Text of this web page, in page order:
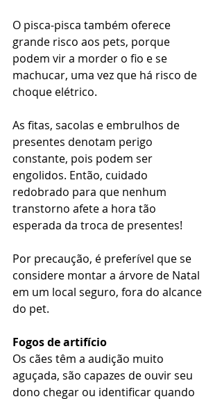
O pisca-pisca também oferece
grande risco aos pets, porque
podem vir a morder o fio e se
machucar, uma vez que há risco de
choque elétrico.
As fitas, sacolas e embrulhos de
presentes denotam perigo
constante, pois podem ser
engolidos. Então, cuidado
redobrado para que nenhum
transtorno afete a hora tão
esperada da troca de presentes!
Por precaução, é preferível que se
considere montar a árvore de Natal
em um local seguro, fora do alcance
do pet.
Fogos de artifício
Os cães têm a audição muito
aguçada, são capazes de ouvir seu
dono chegar ou identificar quando